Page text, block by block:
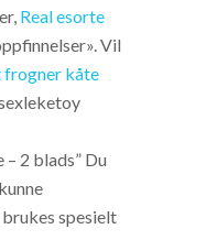
Real esorte
Vil
frogner kåte
2 blads” Du
spesielt